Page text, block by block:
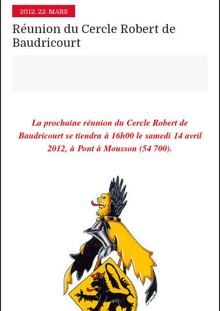
2012. 22. MARS
Réunion du Cercle Robert de
Baudricourt
La prochaine réunion du Cercle Robert de
Baudricourt se tiendra à 16h00 le samedi 14 avril
2012, à Pont à Mousson (54 700).